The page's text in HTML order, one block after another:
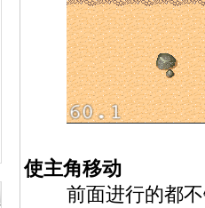
使主角移动
前面进行的都不